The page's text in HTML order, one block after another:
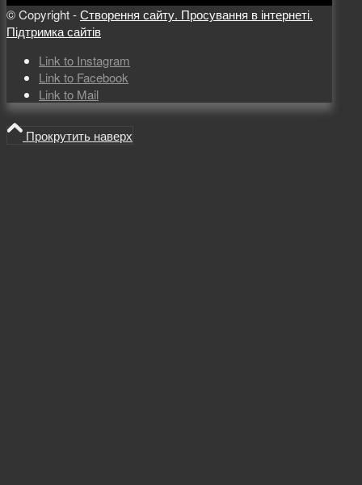
© Copyright -Створення сайту. Просування в інтернеті.
Підтримка сайтів
Link to Instagram
Link to Facebook
Link to Mail
Прокрутить наверх